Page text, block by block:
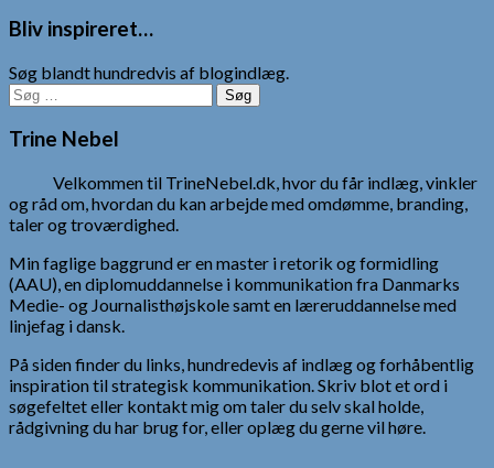
Bliv inspireret…
Søg blandt hundredvis af blogindlæg.
Søg
efter:
Trine Nebel
Velkommen til TrineNebel.dk, hvor du får indlæg, vinkler
og råd om, hvordan du kan arbejde med omdømme, branding,
taler og troværdighed.
Min faglige baggrund er en master i retorik og formidling
(AAU), en diplomuddannelse i kommunikation fra Danmarks
Medie- og Journalisthøjskole samt en læreruddannelse med
linjefag i dansk.
På siden finder du links, hundredevis af indlæg og forhåbentlig
inspiration til strategisk kommunikation. Skriv blot et ord i
søgefeltet eller kontakt mig om taler du selv skal holde,
rådgivning du har brug for, eller oplæg du gerne vil høre.